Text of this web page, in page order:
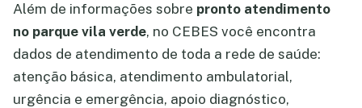
Além de informações sobre pronto atendimento
no parque vila verde, no CEBES você encontra
dados de atendimento de toda a rede de saúde:
atenção básica, atendimento ambulatorial,
urgência e emergência, apoio diagnóstico,